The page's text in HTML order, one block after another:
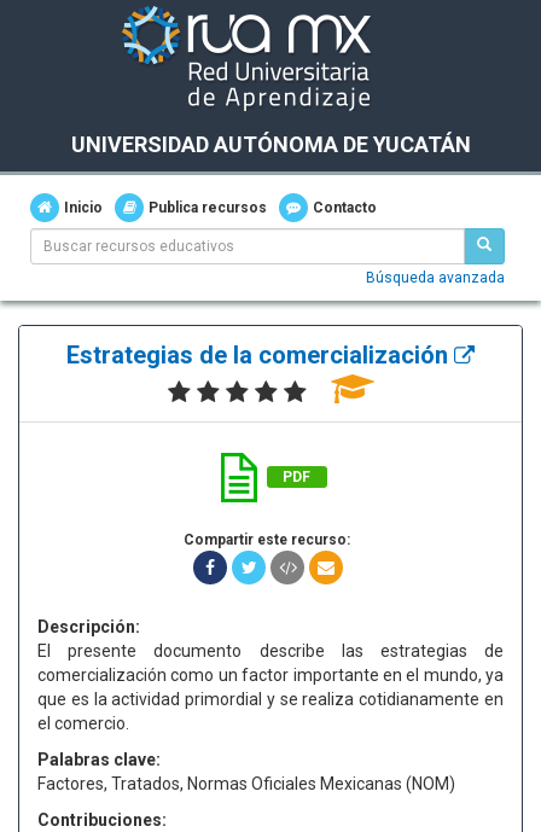
UNIVERSIDAD AUTÓNOMA DE YUCATÁN
Inicio Publica recursos Contacto
Búsqueda avanzada
Estrategias de la comercialización
PDF
Compartir este recurso:
Descripción:
El presente documento describe las estrategias de
comercialización como un factor importante en el mundo, ya
que es la actividad primordial y se realiza cotidianamente en
el comercio.
Palabras clave:
Factores, Tratados, Normas Oficiales Mexicanas (NOM)
Contribuciones: